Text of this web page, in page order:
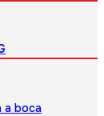
a boca